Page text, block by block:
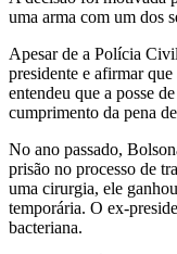
uma arma com um dos
Apesar de a Polícia
presidente e afirmar
entendeu que a posse
cumprimento da pena
No ano passado,
prisão no processo de
uma cirurgia, ele
temporária. O ex-
bacteriana.